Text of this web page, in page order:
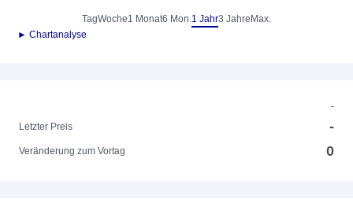
TagWoche1 Monat6 Mon.1 Jahr3 Jahre Max.
► Chartanalyse
-
Letzter Preis
-
Veränderung zum Vortag 0